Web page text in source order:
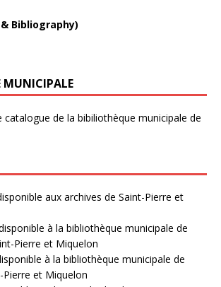
Bibliography)
MUNICIPALE
catalogue de la bibiliothèque municipale de
aux archives de Saint-Pierre et
à la bibliothèque municipale de
Pierre et Miquelon
à la bibliothèque municipale de
Pierre et Miquelon